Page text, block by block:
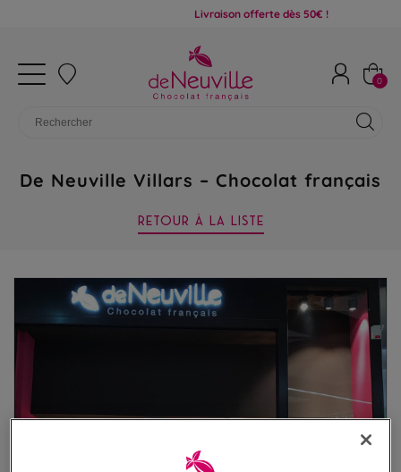
Livraison offerte dès 50€ !
0
De Neuville Villars – Chocolat français
RETOUR À LA LISTE